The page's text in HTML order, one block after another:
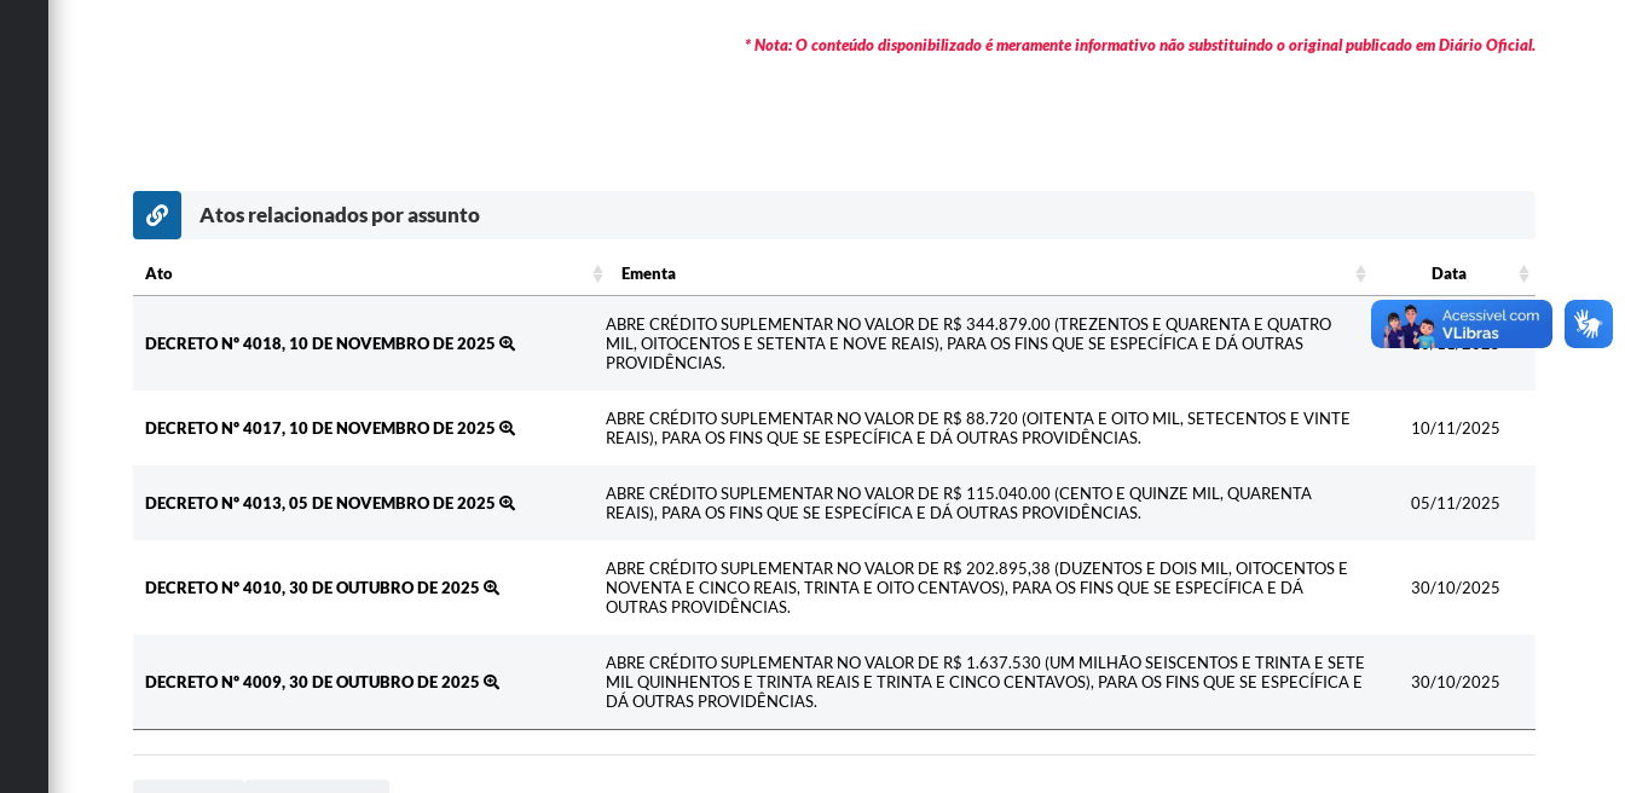
* Nota: O conteúdo disponibilizado é meramente informativo não substituindo o original publicado em Diário Oficial.
Atos relacionados por assunto
Ato Ementa
Data
Data
DECRETO Nº 4018, 10 DE NOVEMBRO DE 2025
ABRE CRÉDITO SUPLEMENTAR NO VALOR DE R$ 344.879.00 (TREZENTOS E QUARENTA E QUATRO
MIL, OITOCENTOS E SETENTA E NOVE REAIS), PARA OS FINS QUE SE ESPECÍFICA E DÁ OUTRAS
PROVIDÊNCIAS.
10/11/2025
DECRETO Nº 4017, 10 DE NOVEMBRO DE 2025
ABRE CRÉDITO SUPLEMENTAR NO VALOR DE R$ 88.720 (OITENTA E OITO MIL, SETECENTOS E VINTE
REAIS), PARA OS FINS QUE SE ESPECÍFICA E DÁ OUTRAS PROVIDÊNCIAS.
10/11/2025
DECRETO Nº 4013, 05 DE NOVEMBRO DE 2025
ABRE CRÉDITO SUPLEMENTAR NO VALOR DE R$ 115.040.00 (CENTO E QUINZE MIL, QUARENTA
REAIS), PARA OS FINS QUE SE ESPECÍFICA E DÁ OUTRAS PROVIDÊNCIAS.
05/11/2025
DECRETO Nº 4010, 30 DE OUTUBRO DE 2025
ABRE CRÉDITO SUPLEMENTAR NO VALOR DE R$ 202.895,38 (DUZENTOS E DOIS MIL, OITOCENTOS E
NOVENTA E CINCO REAIS, TRINTA E OITO CENTAVOS), PARA OS FINS QUE SE ESPECÍFICA E DÁ
OUTRAS PROVIDÊNCIAS.
30/10/2025
DECRETO Nº 4009, 30 DE OUTUBRO DE 2025
ABRE CRÉDITO SUPLEMENTAR NO VALOR DE R$ 1.637.530 (UM MILHÃO SEISCENTOS E TRINTA E SETE
MIL QUINHENTOS E TRINTA REAIS E TRINTA E CINCO CENTAVOS), PARA OS FINS QUE SE ESPECÍFICA E
DÁ OUTRAS PROVIDÊNCIAS.
30/10/2025